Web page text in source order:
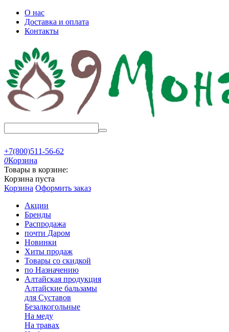
О нас
Доставка и оплата
Контакты
+7(800)511-56-62
0Корзина
Товары в корзине:
Корзина пуста
Корзина Оформить заказ
Акции
Бренды
Распродажа
почти Даром
Новинки
Хиты продаж
Товары со скидкой
по Назначению
Алтайская продукция
Алтайские бальзамы
для Суставов
Безалкогольные
На меду
На травах